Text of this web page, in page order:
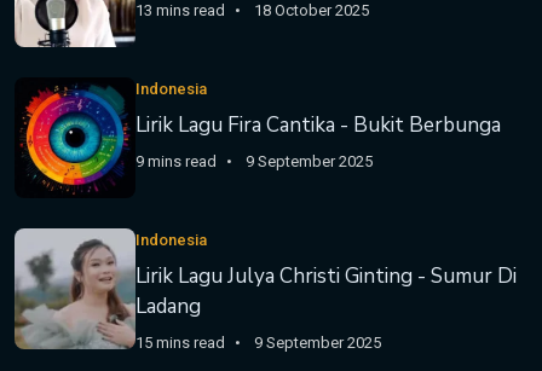
13 mins read 18 October 2025
Indonesia
Lirik Lagu Fira Cantika - Bukit Berbunga
9 mins read 9 September 2025
Indonesia
Lirik Lagu Julya Christi Ginting - Sumur Di
Ladang
15 mins read 9 September 2025